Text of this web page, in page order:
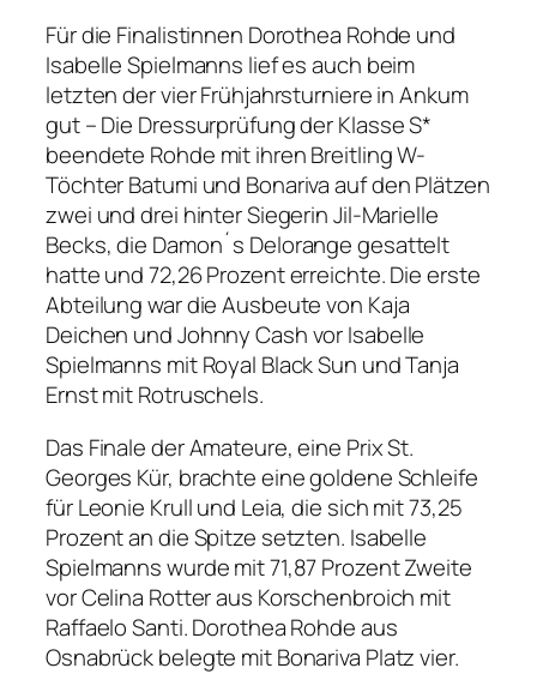
Für die Finalistinnen Dorothea Rohde und
Isabelle Spielmanns lief es auch beim
letzten der vier Frühjahrsturniere in Ankum
gut – Die Dressurprüfung der Klasse S*
beendete Rohde mit ihren Breitling W-
Töchter Batumi und Bonariva auf den Plätzen
zwei und drei hinter Siegerin Jil-Marielle
Becks, die Damon´s Delorange gesattelt
hatte und 72,26 Prozent erreichte. Die erste
Abteilung war die Ausbeute von Kaja
Deichen und Johnny Cash vor Isabelle
Spielmanns mit Royal Black Sun und Tanja
Ernst mit Rotruschels.
Das Finale der Amateure, eine Prix St.
Georges Kür, brachte eine goldene Schleife
für Leonie Krull und Leia, die sich mit 73,25
Prozent an die Spitze setzten. Isabelle
Spielmanns wurde mit 71,87 Prozent Zweite
vor Celina Rotter aus Korschenbroich mit
Raffaelo Santi. Dorothea Rohde aus
Osnabrück belegte mit Bonariva Platz vier.